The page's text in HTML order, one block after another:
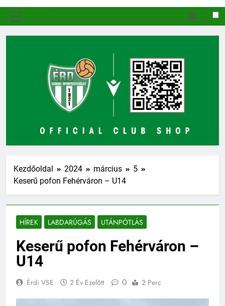
Kezdőoldal 2024 március
5
Keserű pofon Fehérváron – U14
HÍREK LABDARÚGÁS UTÁNPÓTLÁS
Keserű pofon Fehérváron –
U14
Érdi VSE 2 Év Ezelőtt 0 2 Perc